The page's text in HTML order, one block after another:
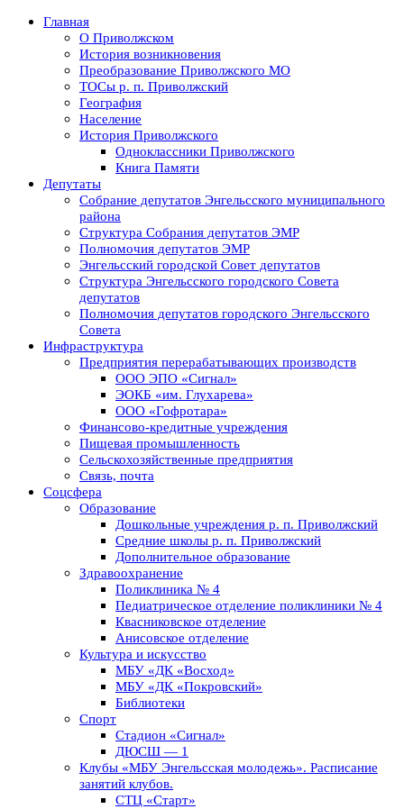
Главная
О Приволжском
История возникновения
Преобразование Приволжского МО
ТОСы р. п. Приволжский
География
Население
История Приволжского
Одноклассники Приволжского
Книга Памяти
Депутаты
Собрание депутатов Энгельсского муниципального
района
Структура Собрания депутатов ЭМР
Полномочия депутатов ЭМР
Энгельсский городской Совет депутатов
Структура Энгельсского городского Совета
депутатов
Полномочия депутатов городского Энгельсского
Совета
Инфраструктура
Предприятия перерабатывающих производств
ООО ЭПО «Сигнал»
ЭОКБ «им. Глухарева»
ООО «Гофротара»
Финансово-кредитные учреждения
Пищевая промышленность
Сельскохозяйственные предприятия
Связь, почта
Соцсфера
Образование
Дошкольные учреждения р. п. Приволжский
Средние школы р. п. Приволжский
Дополнительное образование
Здравоохранение
Поликлиника № 4
Педиатрическое отделение поликлиники № 4
Квасниковское отделение
Анисовское отделение
Культура и искусство
МБУ «ДК «Восход»
МБУ «ДК «Покровский»
Библиотеки
Спорт
Стадион «Сигнал»
ДЮСШ — 1
Клубы «МБУ Энгельсская молодежь». Расписание
занятий клубов.
СТЦ «Старт»